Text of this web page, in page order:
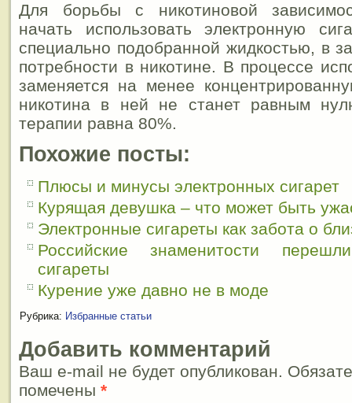
Для борьбы с никотиновой
начать использовать электронную
специально подобранной жидкостью, в
потребности в никотине. В процессе
заменяется на менее
никотина в ней не станет равным
терапии равна 80%.
Похожие посты:
Плюсы и минусы электронных сигарет
Курящая девушка – что может быть
Электронные сигареты как забота о
Российские знаменитости
сигареты
Курение уже давно не в моде
Рубрика: Избранные статьи
Добавить комментарий
Ваш e-mail не будет опубликован.
помечены *